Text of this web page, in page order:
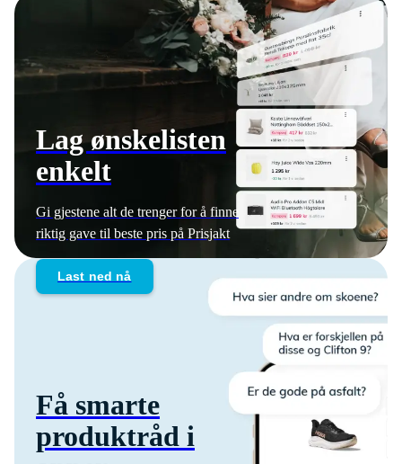
Lag ønskelisten
enkelt
Gi gjestene alt de trenger for å finne
riktig gave til beste pris på Prisjakt
Last ned nå
Få smarte
produktråd i